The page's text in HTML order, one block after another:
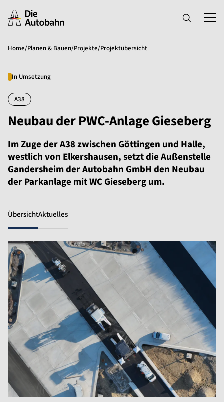
Home/Planen & Bauen/Projekte/Projektübersicht
In Umsetzung
A38
Neubau der PWC-Anlage Gieseberg
Im Zuge der A38 zwischen Göttingen und Halle,
westlich von Elkershausen, setzt die Außenstelle
Gandersheim der Autobahn GmbH den Neubau
der Parkanlage mit WC Gieseberg um.
ÜbersichtAktuelles